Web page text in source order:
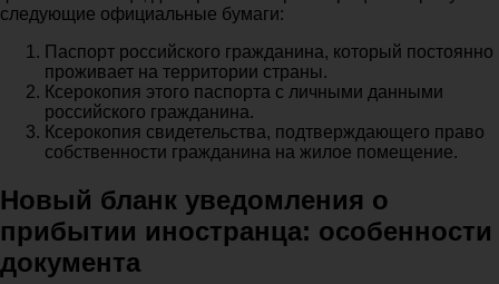
следующие официальные бумаги:
Паспорт российского гражданина, который постоянно
проживает на территории страны.
Ксерокопия этого паспорта с личными данными
российского гражданина.
Ксерокопия свидетельства, подтверждающего право
собственности гражданина на жилое помещение.
Новый бланк уведомления о
прибытии иностранца: особенности
документа